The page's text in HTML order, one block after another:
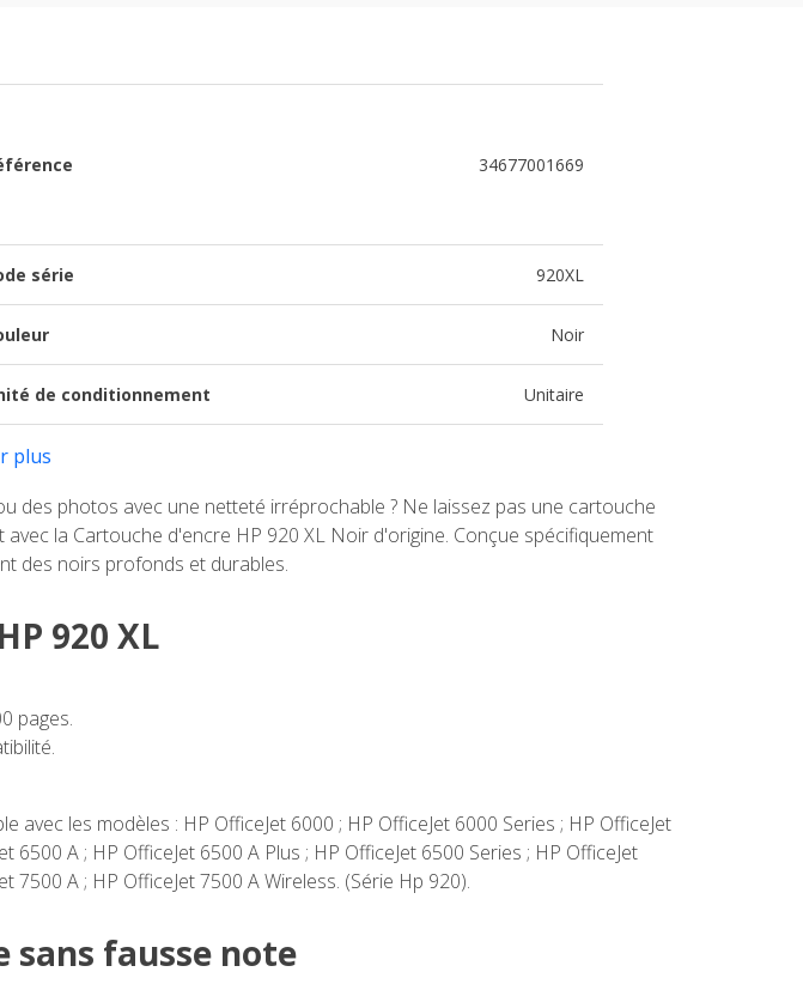
34677001669
série 920XL
Noir
de conditionnement Unitaire
plus
des photos avec une netteté irréprochable ? Ne laissez pas une cartouche
la Cartouche d'encre HP 920 XL Noir d'origine. Conçue spécifiquement
des noirs profonds et durables.
920 XL
pages.
les modèles : HP OfficeJet 6000 ; HP OfficeJet 6000 Series ; HP OfficeJet
A ; HP OfficeJet 6500 A Plus ; HP OfficeJet 6500 Series ; HP OfficeJet
7500 A ; HP OfficeJet 7500 A Wireless. (Série Hp 920).
sans fausse note